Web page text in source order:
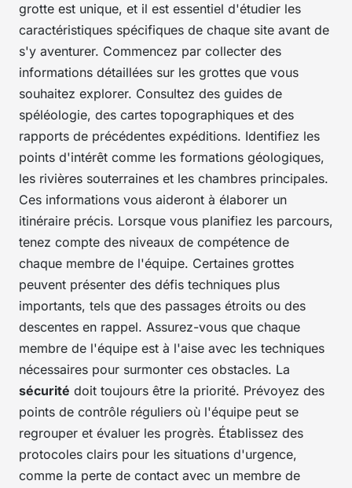
grotte est unique, et il est essentiel d'étudier les
caractéristiques spécifiques de chaque site avant de
s'y aventurer. Commencez par collecter des
informations détaillées sur les grottes que vous
souhaitez explorer. Consultez des guides de
spéléologie, des cartes topographiques et des
rapports de précédentes expéditions. Identifiez les
points d'intérêt comme les formations géologiques,
les rivières souterraines et les chambres principales.
Ces informations vous aideront à élaborer un
itinéraire précis. Lorsque vous planifiez les parcours,
tenez compte des niveaux de compétence de
chaque membre de l'équipe. Certaines grottes
peuvent présenter des défis techniques plus
importants, tels que des passages étroits ou des
descentes en rappel. Assurez-vous que chaque
membre de l'équipe est à l'aise avec les techniques
nécessaires pour surmonter ces obstacles. La
sécurité doit toujours être la priorité. Prévoyez des
points de contrôle réguliers où l'équipe peut se
regrouper et évaluer les progrès. Établissez des
protocoles clairs pour les situations d'urgence,
comme la perte de contact avec un membre de